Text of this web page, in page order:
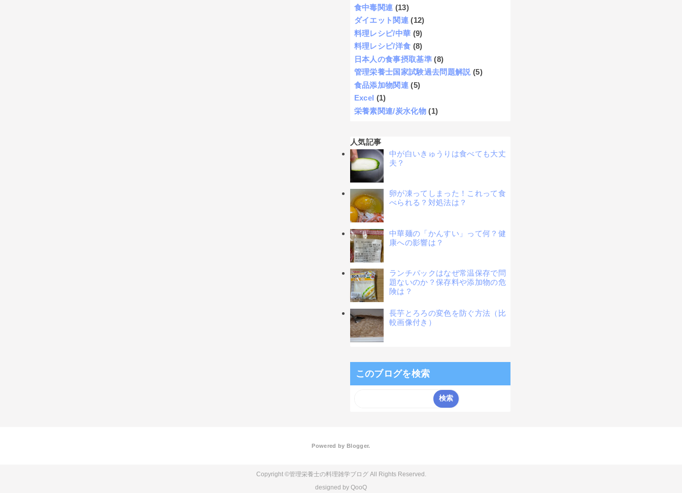
食中毒関連 (13)
ダイエット関連 (12)
料理レシピ/中華 (9)
料理レシピ/洋食 (8)
日本人の食事摂取基準 (8)
管理栄養士国家試験過去問題解説 (5)
食品添加物関連 (5)
Excel (1)
栄養素関連/炭水化物 (1)
人気記事
中が白いきゅうりは食べても大丈
夫？
卵が凍ってしまった！これって食
べられる？対処法は？
中華麺の「かんすい」って何？健
康への影響は？
ランチパックはなぜ常温保存で問
題ないのか？保存料や添加物の危
険は？
長芋とろろの変色を防ぐ方法（比
較画像付き）
このブログを検索
Powered by Blogger.
管理栄養士の料理雑学ブログ
QooQ